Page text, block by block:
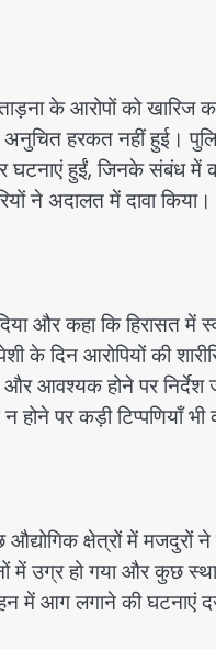
के आरोपों को खारिज
अनुचित हरकत नहीं हुई।
हुईं, जिनके संबंध में
ने अदालत में दावा किया।
और कहा कि हिरासत में
के दिन आरोपियों की
और आवश्यक होने पर
पर कड़ी टिप्पणियाँ भी
क्षेत्रों में मजदुरों
में उग्र हो गया और कुछ
में आग लगाने की घटनाएं